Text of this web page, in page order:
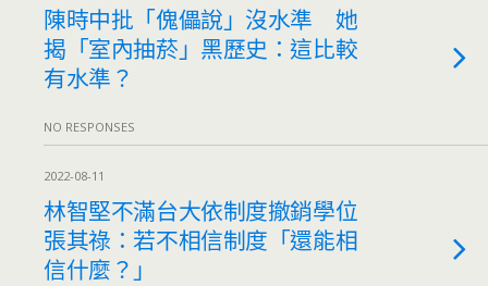
陳時中批「傀儡說」沒水準 她
揭「室內抽菸」黑歷史：這比較
有水準？
NO RESPONSES
2022-08-11
林智堅不滿台大依制度撤銷學位
張其祿：若不相信制度「還能相
信什麼？」